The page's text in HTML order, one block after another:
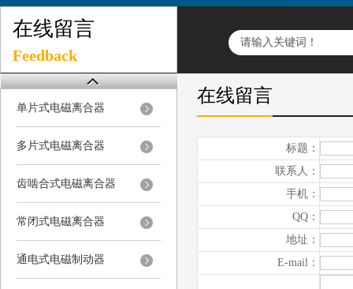
在线留言
Feedback
单片式电磁离合器
多片式电磁离合器
齿啮合式电磁离合器
常闭式电磁离合器
通电式电磁制动器
在线留言
标题：
联系人：
手机：
QQ：
地址：
E-mail：